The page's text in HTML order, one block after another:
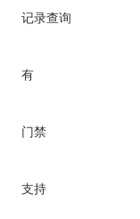
记录查询
有
门禁
支持